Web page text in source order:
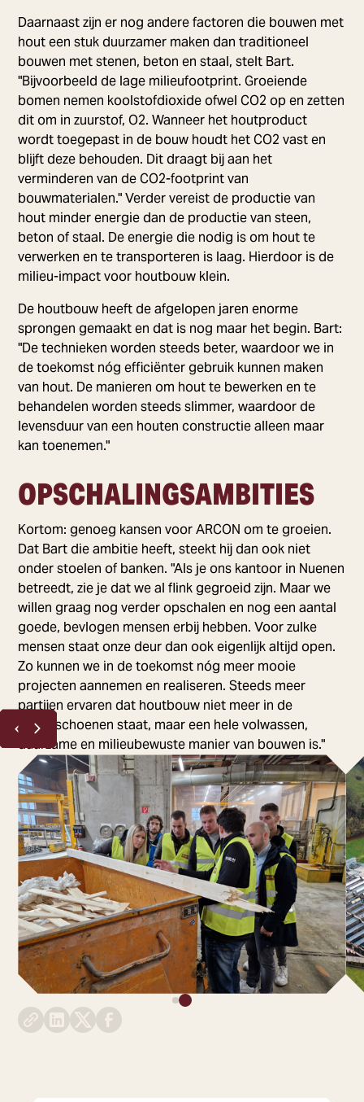
Daarnaast zijn er nog andere factoren die bouwen met
hout een stuk duurzamer maken dan traditioneel
bouwen met stenen, beton en staal, stelt Bart.
"Bijvoorbeeld de lage milieufootprint. Groeiende
bomen nemen koolstofdioxide ofwel CO2 op en zetten
dit om in zuurstof, O2. Wanneer het houtproduct
wordt toegepast in de bouw houdt het CO2 vast en
blijft deze behouden. Dit draagt bij aan het
verminderen van de CO2-footprint van
bouwmaterialen." Verder vereist de productie van
hout minder energie dan de productie van steen,
beton of staal. De energie die nodig is om hout te
verwerken en te transporteren is laag. Hierdoor is de
milieu-impact voor houtbouw klein.
De houtbouw heeft de afgelopen jaren enorme
sprongen gemaakt en dat is nog maar het begin. Bart:
"De technieken worden steeds beter, waardoor we in
de toekomst nóg efficiënter gebruik kunnen maken
van hout. De manieren om hout te bewerken en te
behandelen worden steeds slimmer, waardoor de
levensduur van een houten constructie alleen maar
kan toenemen."
OPSCHALINGSAMBITIES
Kortom: genoeg kansen voor ARCON om te groeien.
Dat Bart die ambitie heeft, steekt hij dan ook niet
onder stoelen of banken. "Als je ons kantoor in Nuenen
betreedt, zie je dat we al flink gegroeid zijn. Maar we
willen graag nog verder opschalen en nog een aantal
goede, bevlogen mensen erbij hebben. Voor zulke
mensen staat onze deur dan ook eigenlijk altijd open.
Zo kunnen we in de toekomst nóg meer mooie
projecten aannemen en realiseren. Steeds meer
partijen ervaren dat houtbouw niet meer in de
kinderschoenen staat, maar een hele volwassen,
duurzame en milieubewuste manier van bouwen is."